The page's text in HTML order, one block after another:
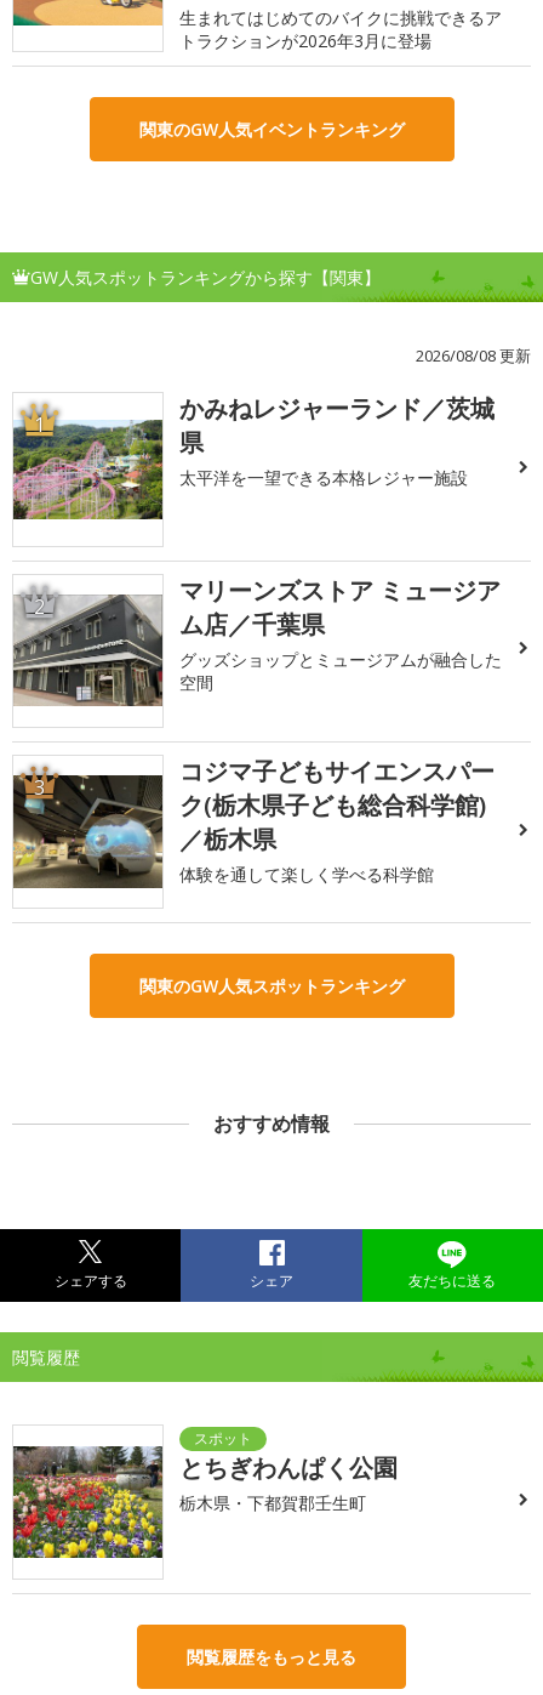
生まれてはじめてのバイクに挑戦できるア
トラクションが2026年3月に登場
関東のGW人気イベントランキング
GW人気スポットランキングから探す【関東】
2026/08/08 更新
1
かみねレジャーランド／茨城
県
太平洋を一望できる本格レジャー施設
2
マリーンズストア ミュージア
ム店／千葉県
グッズショップとミュージアムが融合した
空間
3
コジマ子どもサイエンスパー
ク(栃木県子ども総合科学館)
／栃木県
体験を通して楽しく学べる科学館
関東のGW人気スポットランキング
おすすめ情報
シェアする シェア 友だちに送る
閲覧履歴
とちぎわんぱく公園
栃木県・下都賀郡壬生町
閲覧履歴をもっと見る